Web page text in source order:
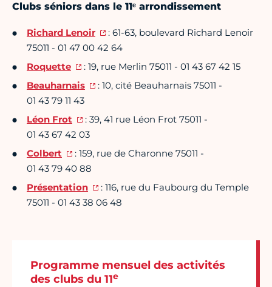
Clubs séniors dans le 11ᵉ arrondissement
Richard Lenoir
: 61-63, boulevard Richard Lenoir
75011 - 01 47 00 42 64
Roquette
: 19, rue Merlin 75011 - 01 43 67 42 15
Beauharnais
: 10, cité Beauharnais 75011 -
01 43 79 11 43
Léon Frot
: 39, 41 rue Léon Frot 75011 -
01 43 67 42 03
Colbert
: 159, rue de Charonne 75011 -
01 43 79 40 88
Présentation
: 116, rue du Faubourg du Temple
75011 - 01 43 38 06 48
Programme mensuel des activités
des clubs du 11e